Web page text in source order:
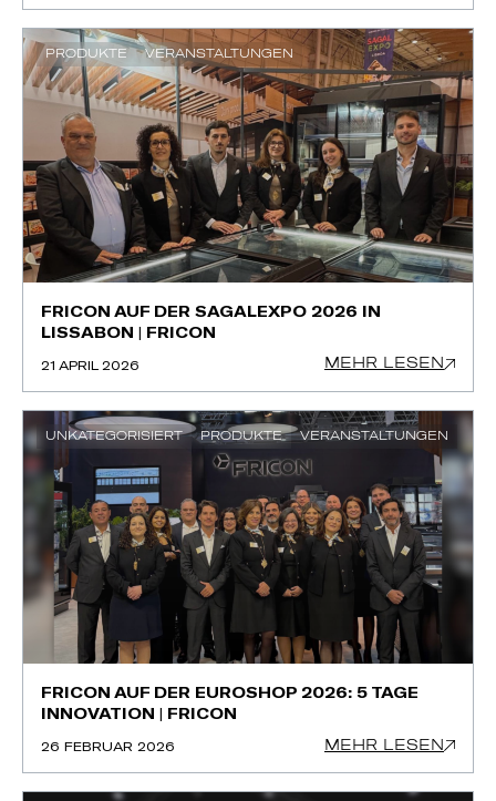
PRODUKTE VERANSTALTUNGEN
FRICON AUF DER SAGALEXPO 2026 IN
LISSABON | FRICON
21 APRIL 2026 MEHR LESEN
UNKATEGORISIERT PRODUKTE VERANSTALTUNGEN
FRICON AUF DER EUROSHOP 2026: 5 TAGE
INNOVATION | FRICON
26 FEBRUAR 2026 MEHR LESEN